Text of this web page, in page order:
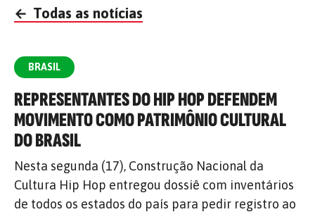
← Todas as notícias
BRASIL
REPRESENTANTES DO HIP HOP DEFENDEM
MOVIMENTO COMO PATRIMÔNIO CULTURAL
DO BRASIL
Nesta segunda (17), Construção Nacional da
Cultura Hip Hop entregou dossiê com inventários
de todos os estados do país para pedir registro ao